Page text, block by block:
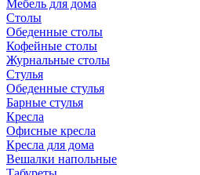
Мебель для дома
Столы
Обеденные столы
Кофейные столы
Журнальные столы
Стулья
Обеденные стулья
Барные стулья
Кресла
Офисные кресла
Кресла для дома
Вешалки напольные